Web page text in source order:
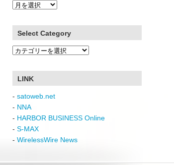
Archive
Select Category
Select
LINK
- satoweb.net
- NNA
- HARBOR BUSINESS Online
- S-MAX
- WirelessWire News